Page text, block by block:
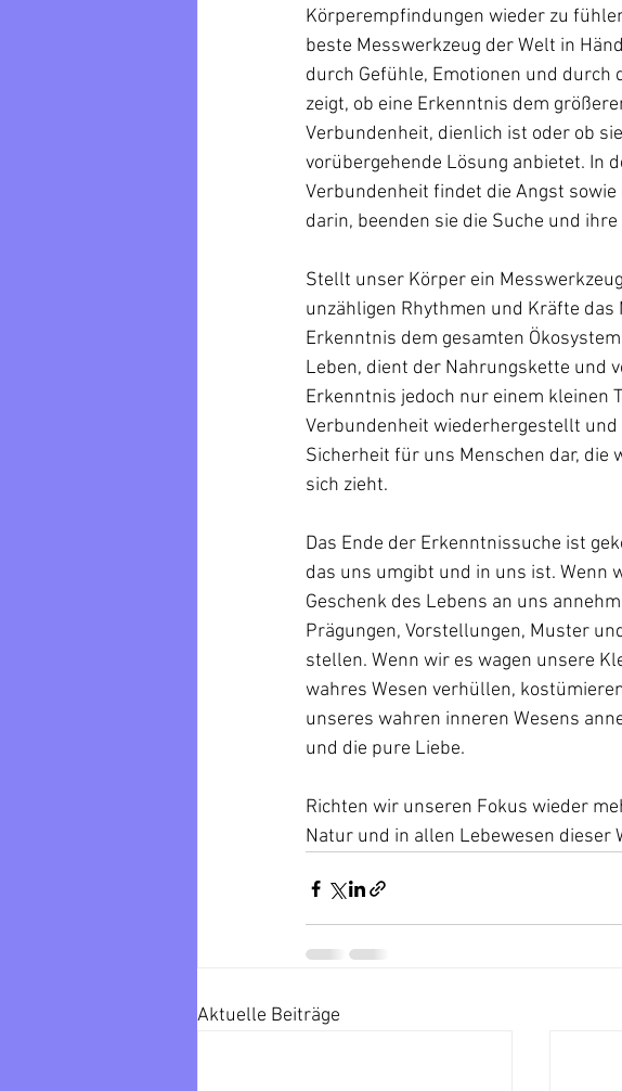
Körperempfindungen wieder zu
beste Messwerkzeug der Welt in
durch Gefühle, Emotionen und
zeigt, ob eine Erkenntnis dem
Verbundenheit, dienlich ist oder ob
vorübergehende Lösung anbietet. In
Verbundenheit findet die Angst
darin, beenden sie die Suche und
Stellt unser Körper ein
unzähligen Rhythmen und Kräfte
Erkenntnis dem gesamten
Leben, dient der Nahrungskette und
Erkenntnis jedoch nur einem kleinen
Verbundenheit wiederhergestellt
Sicherheit für uns Menschen dar,
sich zieht.
Das Ende der Erkenntnissuche ist
das uns umgibt und in uns ist. Wenn
Geschenk des Lebens an uns
Prägungen, Vorstellungen, Muster
stellen. Wenn wir es wagen unsere
wahres Wesen verhüllen,
unseres wahren inneren Wesens
und die pure Liebe.
Richten wir unseren Fokus wieder
Natur und in allen Lebewesen dieser
Aktuelle Beiträge